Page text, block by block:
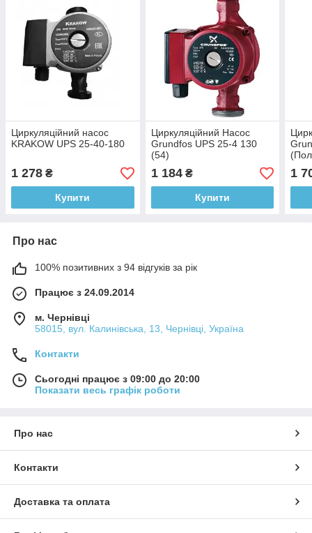
Циркуляційний насос
KRAKOW UPS 25-40-180
1 278 ₴
Купити
Циркуляційний Насос
Grundfos UPS 25-4 130
(54)
1 184₴
Купити
1
Про нас
100% позитивних з 94 відгуків за рік
Працює з 24.09.2014
м. Чернівці
58015, вул. Калинівська, 13, Чернівці, Україна
Контакти
Сьогодні працює з 09:00 до 20:00
Показати весь графік роботи
Про нас
Контакти
Доставка та оплата